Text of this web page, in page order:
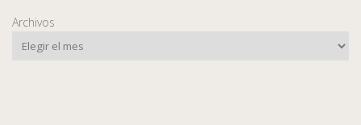
Archivos